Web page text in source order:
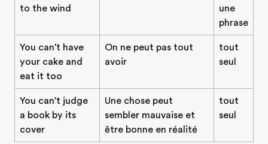
to the wind
une
phrase
You can't have
your cake and
eat it too
On ne peut pas tout
avoir
tout
seul
You can't judge
a book by its
cover
Une chose peut
sembler mauvaise et
être bonne en réalité
tout
seul